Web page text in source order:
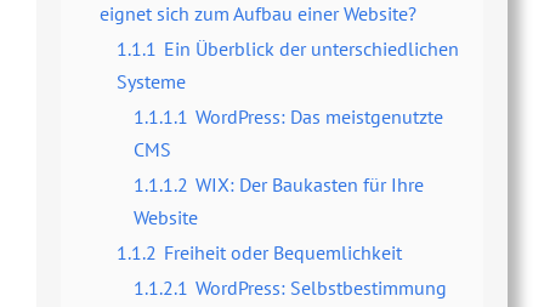
eignet sich zum Aufbau einer Website?
1.1.1 Ein Überblick der unterschiedlichen
Systeme
1.1.1.1 WordPress: Das meistgenutzte
CMS
1.1.1.2 WIX: Der Baukasten für Ihre
Website
1.1.2 Freiheit oder Bequemlichkeit
1.1.2.1 WordPress: Selbstbestimmung